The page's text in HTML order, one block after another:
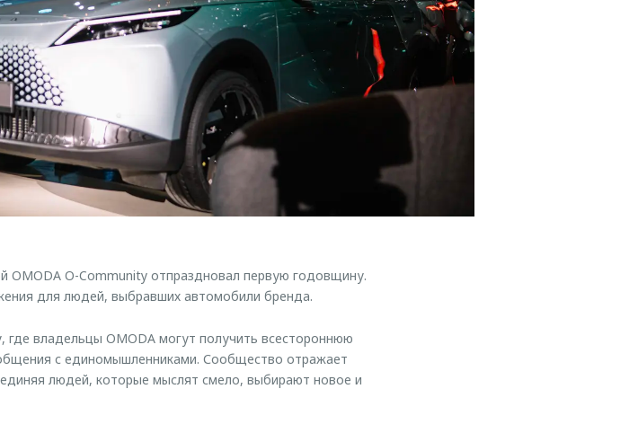
OMODA O-Community отпраздновал первую годовщину.
для людей, выбравших автомобили бренда.
владельцы OMODA могут получить всестороннюю
с единомышленниками. Сообщество отражает
людей, которые мыслят смело, выбирают новое и